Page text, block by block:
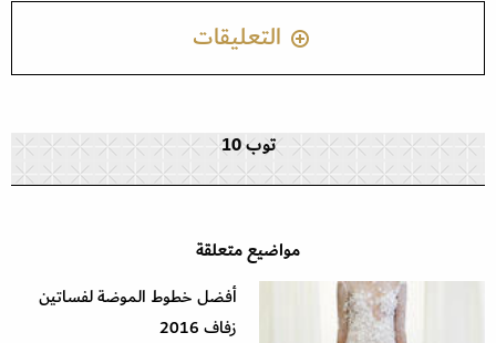
التعليقات
توب 10
مواضيع متعلقة
أفضل خطوط الموضة لفساتين
زفاف 2016